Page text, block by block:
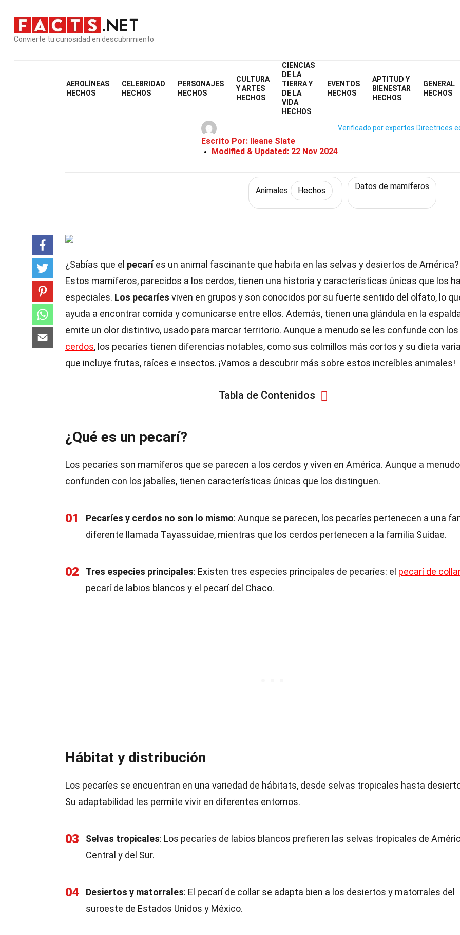
Convierte tu curiosidad en descubrimiento
AEROLÍNEAS
HECHOS
CELEBRIDAD
HECHOS
PERSONAJES
HECHOS
CULTURA
Y ARTES
HECHOS
CIENCIAS
DE LA
TIERRA Y
DE LA
VIDA
HECHOS
EVENTOS
HECHOS
APTITUD Y
BIENESTAR
HECHOS
GENERAL
HECHOS
Home Naturaleza
27 Hechos Sobre Pecarí
Escrito Por: Ileane Slate
Modified & Updated: 22 Nov 2024
Verificado por expertos Directrices
Animales Hechos Datos de mamíferos
¿Sabías que el pecaríes un animal fascinante que habita en las selvas y desiertos de América?
Estos mamíferos, parecidos a los cerdos, tienen una historia y características únicas que los
especiales. Los pecaríes viven en grupos y son conocidos por su fuerte sentido del olfato, lo
ayuda a encontrar comida y comunicarse entre ellos. Además, tienen una glándula en la
emite un olor distintivo, usado para marcar territorio. Aunque a menudo se les confunde con los
cerdos, los pecaríes tienen diferencias notables, como sus colmillos más cortos y su dieta
que incluye frutas, raíces e insectos. ¡Vamos a descubrir más sobre estos increíbles animales!
Tabla de Contenidos
¿Qué es un pecarí?
Los pecaríes son mamíferos que se parecen a los cerdos y viven en América. Aunque a
confunden con los jabalíes, tienen características únicas que los distinguen.
01 Pecaríes y cerdos no son lo mismo: Aunque se parecen, los pecaríes pertenecen a una
diferente llamada Tayassuidae, mientras que los cerdos pertenecen a la familia Suidae.
02 Tres especies principales: Existen tres especies principales de pecaríes: el pecarí de collar
pecarí de labios blancos y el pecarí del Chaco.
Hábitat y distribución
Los pecaríes se encuentran en una variedad de hábitats, desde selvas tropicales hasta
Su adaptabilidad les permite vivir en diferentes entornos.
03 Selvas tropicales: Los pecaríes de labios blancos prefieren las selvas tropicales de
Central y del Sur.
04 Desiertos y matorrales: El pecarí de collar se adapta bien a los desiertos y matorrales del
suroeste de Estados Unidos y México.